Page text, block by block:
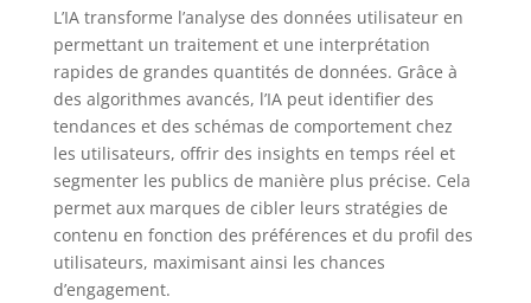
L’IA transforme l’analyse des données utilisateur en
permettant un traitement et une interprétation
rapides de grandes quantités de données. Grâce à
des algorithmes avancés, l’IA peut identifier des
tendances et des schémas de comportement chez
les utilisateurs, offrir des insights en temps réel et
segmenter les publics de manière plus précise. Cela
permet aux marques de cibler leurs stratégies de
contenu en fonction des préférences et du profil des
utilisateurs, maximisant ainsi les chances
d’engagement.